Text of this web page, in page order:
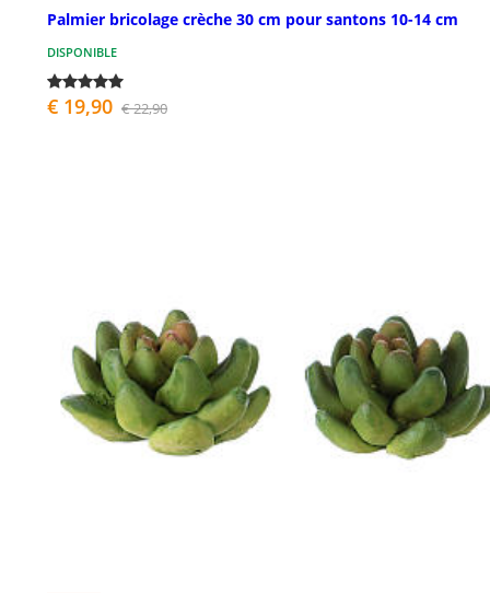
Palmier bricolage crèche 30 cm pour santons 10-14 cm
DISPONIBLE
€ 19,90 € 22,90